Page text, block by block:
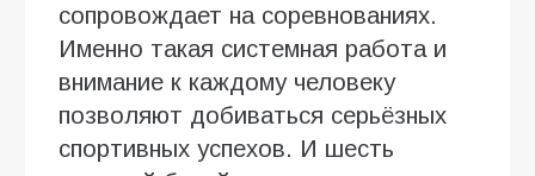
сопровождает на соревнованиях.
Именно такая системная работа и
внимание к каждому человеку
позволяют добиваться серьёзных
спортивных успехов. И шесть